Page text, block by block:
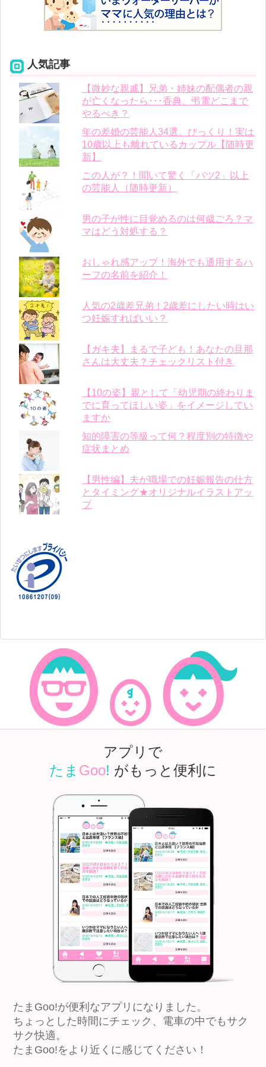
人気記事
【微妙な親戚】兄弟・姉妹の配偶者の親
が亡くなったら･･･香典、弔電どこまで
やるべき？
年の差婚の芸能人34選。びっくり！実は
10歳以上も離れているカップル【随時更
新】
この人が？！聞いて驚く「バツ2」以上
の芸能人（随時更新）
男の子が性に目覚めるのは何歳ごろ？マ
マはどう対処する？
おしゃれ感アップ！海外でも通用するハ
ーフの名前を紹介！
人気の2歳差兄弟！2歳差にしたい時はい
つ妊娠すればいい？
【ガキ夫】まるで子ども！あなたの旦那
さんは大丈夫？チェックリスト付き
【10の姿】親として「幼児期の終わりま
でに育ってほしい姿」をイメージしてい
ますか
知的障害の等級って何？程度別の特徴や
症状まとめ
【男性編】夫が職場での妊娠報告の仕方
とタイミング★オリジナルイラストアッ
プ
アプリで
たま Goo! がもっと便利に
たまGoo!が便利なアプリになりました。
ちょっとした時間にチェック、電車の中でもサク
サク快適。
たまGoo!をより近くに感じてください！